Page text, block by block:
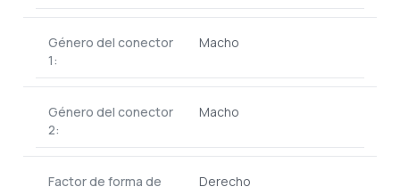
Género del conector
1:
Macho
Género del conector
2:
Macho
Factor de forma de
Derecho